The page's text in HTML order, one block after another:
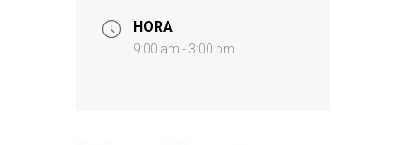
HORA
9:00 am - 3:00 pm